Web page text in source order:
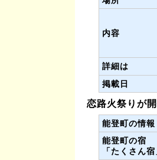
内容
詳細は
掲載日
恋路火祭りが
能登町の情報
能登町の宿
「たくさん